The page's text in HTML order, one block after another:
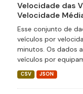
Velocidade das
Velocidade
Esse conjunto de
veículos por
minutos. Os dados
veículos por
CSV JSON